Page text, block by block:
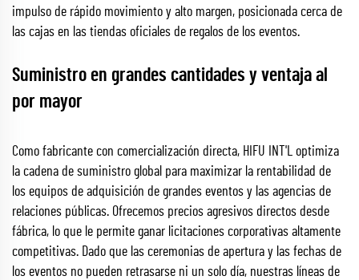
impulso de rápido movimiento y alto margen, posicionada cerca de
las cajas en las tiendas oficiales de regalos de los eventos.
Suministro en grandes cantidades y ventaja al
por mayor
Como fabricante con comercialización directa, HIFU INT'L optimiza
la cadena de suministro global para maximizar la rentabilidad de
los equipos de adquisición de grandes eventos y las agencias de
relaciones públicas. Ofrecemos precios agresivos directos desde
fábrica, lo que le permite ganar licitaciones corporativas altamente
competitivas. Dado que las ceremonias de apertura y las fechas de
los eventos no pueden retrasarse ni un solo día, nuestras líneas de